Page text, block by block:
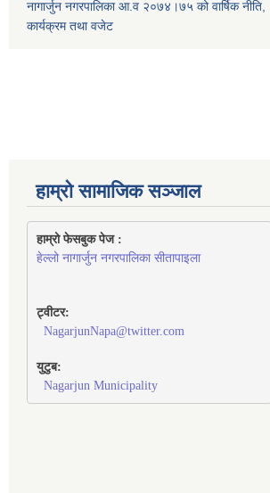
नागार्जुन नगरपालिका आ.व २०७४।७५ को वार्षिक नीति,
कार्यक्रम तथा वजेट
हाम्रो सामाजिक सञ्जाल
हाम्रो फेसबुक पेज :
हेल्लो नागार्जुन नगरपालिका सीतापाइला
ट्वीटर:
NagarjunNapa@twitter.com
युटुब:
Nagarjun Municipality